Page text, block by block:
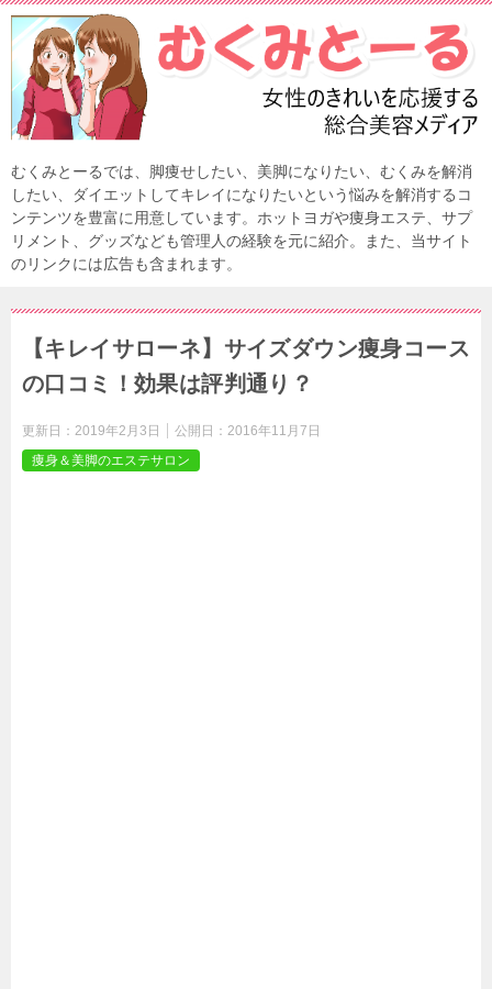
むくみとーるでは、脚痩せしたい、美脚になりたい、むくみを解消
したい、ダイエットしてキレイになりたいという悩みを解消するコ
ンテンツを豊富に用意しています。ホットヨガや痩身エステ、サプ
リメント、グッズなども管理人の経験を元に紹介。また、当サイト
のリンクには広告も含まれます。
【キレイサローネ】サイズダウン痩身コース
の口コミ！効果は評判通り？
更新日： 2019年2月3日 公開日： 2016年11月7日
痩身＆美脚のエステサロン